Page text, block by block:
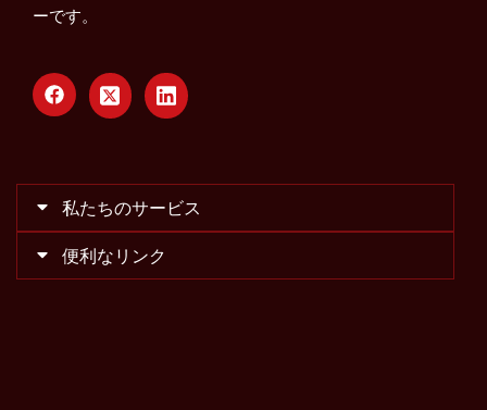
ーです。
私たちのサービス
便利なリンク